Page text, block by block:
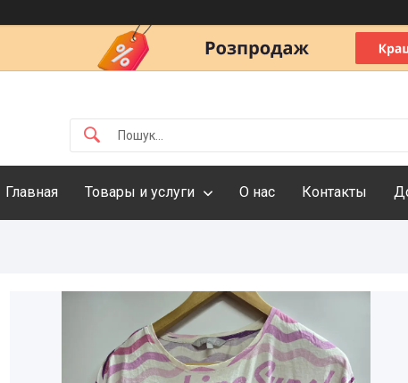
Главная Товары и услуги О нас Контакты